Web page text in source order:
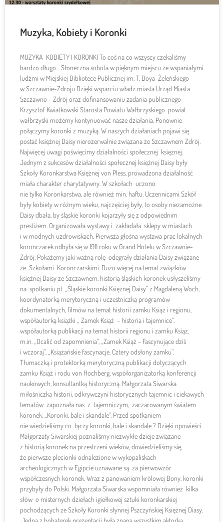
Muzyka, Kobiety i Koronki
MUZYKA KOBIETY I KORONKI To coś na co wszyscy czekaliśmy
bardzo długo… Słoneczna sobota w pięknym miejscu ze wspaniałymi
ludźmi w Miejskiej Bibliotece Publicznej im. T. Boya-Żeleńskiego
w Szczawnie-Zdroju Dzięki wsparciu władz miasta Urząd Miasta
Szczawno – Zdrój oraz dofinansowaniu zadania publicznego
Krzysztof Kwiatkowski Starosta Powiatu Wałbrzyskiego powiat
wałbrzyski możemy kontynuować nasze działania. Ponownie
połączymy koronki z muzyką. W naszych działaniach pojawi się
postać księżnej Daisy nierozerwalnie związana ze Szczawnem Zdrój.
Najwięcej uwagi poświęcimy działalności społecznej księżnej.
Jednym z sukcesów działalności społecznej księżnej Daisy były
Szkoły Koronkarstwa Księżnej von Pless, prowadzona działalność
miała charakter charytatywny. W szkołach uczono
nie tylko Koronkarstwa, ale również min. haftu. Uczennicami Szkół
były kobiety w różnym wieku, najczęściej były, to osoby niezamożne.
Daisy dbała, by śląskie koronki kojarzyły się z odpowiednim
prestiżem. Organizowała wystawy i zakładała sklepy w miastach
i w modnych uzdrowiskach. Pierwsza głośna wystawa prac lokalnych
koronczarek odbyła się w 1911 roku w Grand Hotelu w Szczawnie-
Zdrój. Pokażemy jaki ważną rolę odegrały działania Daisy związane
ze Szkołami Koronczarskimi. Dużo więcej na temat związków
księżnej Daisy ze Szczawnem, historią śląskich koronek usłyszeliśmy
na spotkaniu pt. „Śląskie koronki Księżnej Daisy” z Magdaleną Woch,
koordynatorką merytoryczną i uczestniczką programów
dokumentalnych, filmów na temat historii zamku Książ i regionu,
współautorką książki „ Zamek Książ – historia i tajemnice”,
współautorką publikacji na temat historii regionu i zamku Książ,
m.in. „Ocalić od zapomnienia”, „Zamek Książ – Fascynujące dziś
i wczoraj”, „Książańskie fascynacje. Cztery odsłony zamku”.
Tłumaczką i protektorką merytoryczną publikacji dotyczących
zamku Książ i rodu von Hochberg, współorganizatorką konferencji
naukowych, konsultantką historyczną. Małgorzata Siwarska
miłośniczka historii, odkrywczyni historycznych tajemnic i ciekawych
tematów zapoznała nas z tajemniczym, zaczarowanym światem
koronek. „Koronki, bale i skandale”. Przed spotkaniem
nie wiedzieliśmy co łączy koronki, bale i skandale ? Dzięki opowieści
Małgorzaty Siwarskiej poznaliśmy niezwykłe dzieje związane
z historią koronek na przestrzeni wieków, dowiedzieliśmy się,
że pierwsze plecionki odnalezione w wykopaliskach
archeologicznych w Egipcie uznawane są za pierwowzór
współczesnych koronek. Wraz z panowaniem królowej Bony, koronki
przybyły do Polski. Małgorzata Siwarska wspomniała również kilka
słów o misternych dziełach igiełkowej sztuki koronkarskiej
pochodzących ze Szkoły Koronki słynnej Pszczyńskiej Księżnej Diasy.
Jedną z bohaterek prezentacji była znana wszystkim aktorka